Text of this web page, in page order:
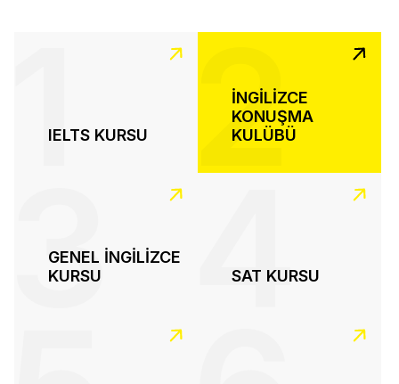
IELTS KURSU
1
İNGİLİZCE
KONUŞMA
KULÜBÜ
2
GENEL İNGİLİZCE
KURSU
3 SAT KURSU
4